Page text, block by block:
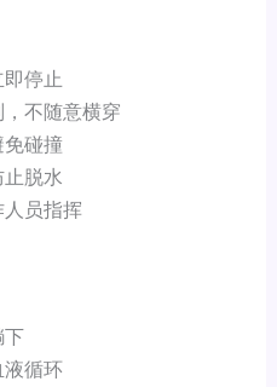
停止
不随意横穿
碰撞
脱水
员指挥
下
循环